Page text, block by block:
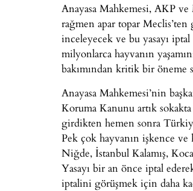
Anayasa Mahkemesi, AKP
rağmen apar topar
inceleyecek ve bu yasayı
milyonlarca hayvanın
bakımından kritik bir öneme
Anayasa Mahkemesi’nin
Koruma Kanunu artık
girdikten hemen sonra
Pek çok hayvanın işkence ve
Niğde, İstanbul Kalamış,
Yasayı bir an önce iptal
iptalini görüşmek için daha